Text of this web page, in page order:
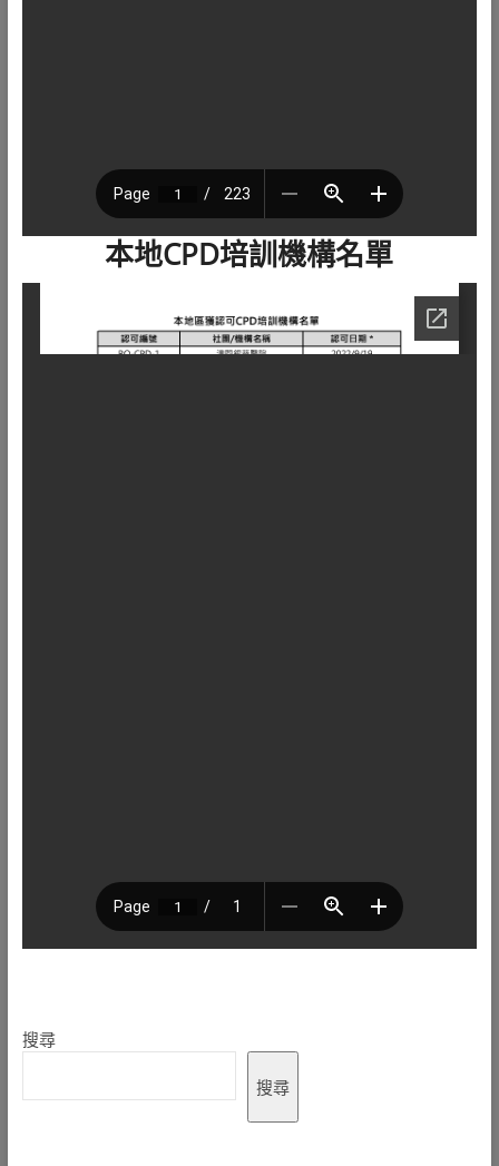
本地CPD培訓機構名單
搜尋
搜尋